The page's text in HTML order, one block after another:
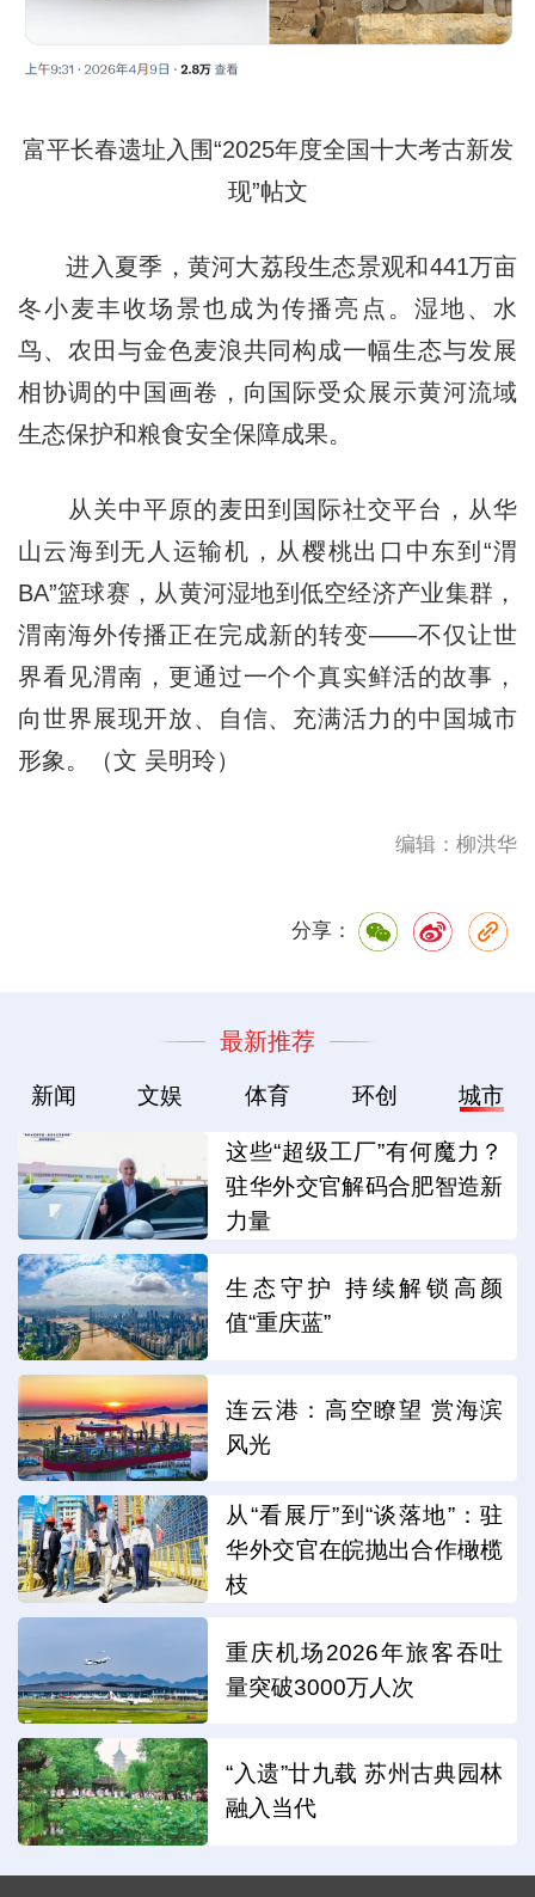
富平长春遗址入围“2025年度全国十大考古新发
现”帖文
进入夏季，黄河大荔段生态景观和441万亩
冬小麦丰收场景也成为传播亮点。湿地、水
鸟、农田与金色麦浪共同构成一幅生态与发展
相协调的中国画卷，向国际受众展示黄河流域
生态保护和粮食安全保障成果。
从关中平原的麦田到国际社交平台，从华
山云海到无人运输机，从樱桃出口中东到“渭
BA”篮球赛，从黄河湿地到低空经济产业集群，
渭南海外传播正在完成新的转变——不仅让世
界看见渭南，更通过一个个真实鲜活的故事，
向世界展现开放、自信、充满活力的中国城市
形象。（文 吴明玲）
编辑：柳洪华
分享：
最新推荐
新闻 文娱 体育 环创 城市
这些“超级工厂”有何魔力？
驻华外交官解码合肥智造新
力量
生态守护 持续解锁高颜
值“重庆蓝”
连云港：高空瞭望 赏海滨
风光
从“看展厅”到“谈落地”：驻
华外交官在皖抛出合作橄榄
枝
重庆机场2026年旅客吞吐
量突破3000万人次
“入遗”廿九载 苏州古典园林
融入当代